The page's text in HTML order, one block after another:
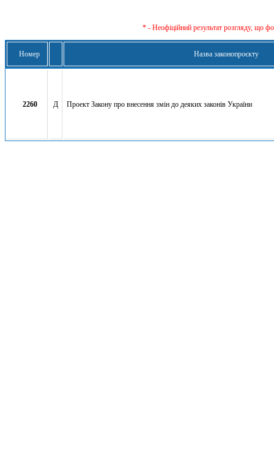
* - Неофіційний результат розгляду, що
Номер Назва законопроєкту
2260 Д Проект Закону про внесення змін до деяких законів України